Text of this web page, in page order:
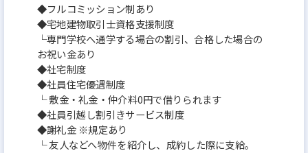
◆フルコミッション制あり
◆宅地建物取引士資格支援制度
└専門学校へ通学する場合の割引、合格した場合の
お祝い金あり
◆社宅制度
◆社員住宅優遇制度
└ 敷金・礼金・仲介料0円で借りられます
◆社員引越し割引きサービス制度
◆謝礼金 ※規定あり
└ 友人などへ物件を紹介し、成約した際に支給。